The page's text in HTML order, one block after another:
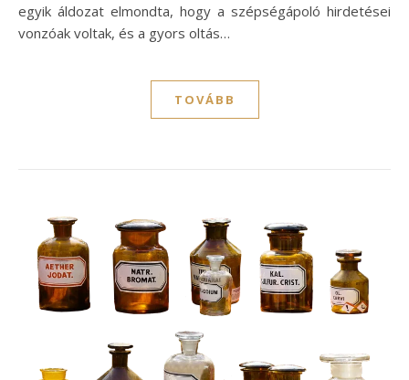
egyik áldozat elmondta, hogy a szépségápoló hirdetései
vonzóak voltak, és a gyors oltás…
TOVÁBB